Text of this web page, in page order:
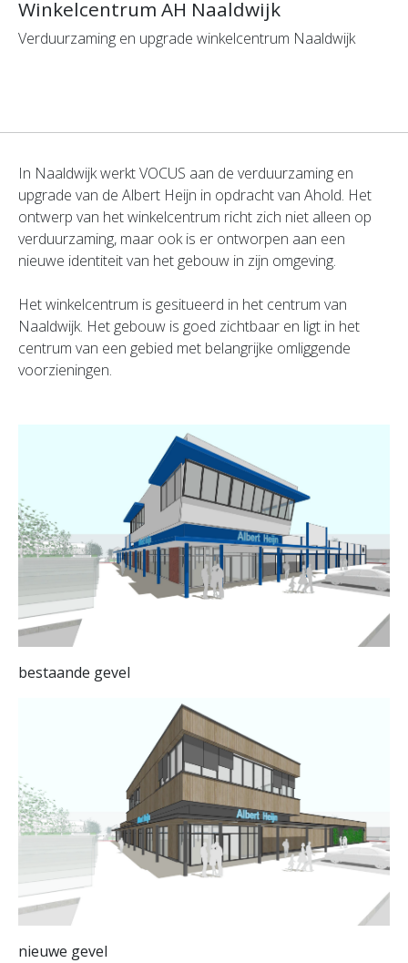
Winkelcentrum AH Naaldwijk
Verduurzaming en upgrade winkelcentrum Naaldwijk
In Naaldwijk werkt VOCUS aan de verduurzaming en
upgrade van de Albert Heijn in opdracht van Ahold. Het
ontwerp van het winkelcentrum richt zich niet alleen op
verduurzaming, maar ook is er ontworpen aan een
nieuwe identiteit van het gebouw in zijn omgeving.
Het winkelcentrum is gesitueerd in het centrum van
Naaldwijk. Het gebouw is goed zichtbaar en ligt in het
centrum van een gebied met belangrijke omliggende
voorzieningen.
bestaande gevel
nieuwe gevel